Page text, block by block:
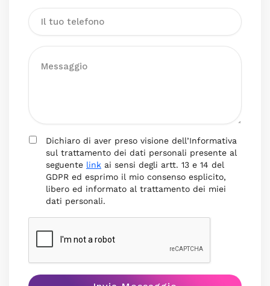
Dichiaro di aver preso visione dell’Informativa
sul trattamento dei dati personali presente al
seguente link ai sensi degli artt. 13 e 14 del
GDPR ed esprimo il mio consenso esplicito,
libero ed informato al trattamento dei miei
dati personali.